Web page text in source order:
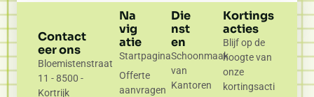
Contact
eer ons
Bloemistenstraat
11 - 8500 -
Kortrijk
Na
vig
atie
Startpagina
Offerte
aanvragen
Die
nst
en
Schoonmaak
van
Kantoren
Kortings
acties
Blijf op de
hoogte van
onze
kortingsacti